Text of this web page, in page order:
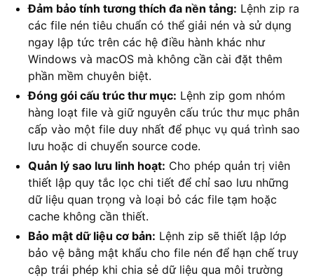
Đảm bảo tính tương thích đa nền tảng: Lệnh zip ra
các file nén tiêu chuẩn có thể giải nén và sử dụng
ngay lập tức trên các hệ điều hành khác như
Windows và macOS mà không cần cài đặt thêm
phần mềm chuyên biệt.
Đóng gói cấu trúc thư mục: Lệnh zip gom nhóm
hàng loạt file và giữ nguyên cấu trúc thư mục phân
cấp vào một file duy nhất để phục vụ quá trình sao
lưu hoặc di chuyển source code.
Quản lý sao lưu linh hoạt: Cho phép quản trị viên
thiết lập quy tắc lọc chi tiết để chỉ sao lưu những
dữ liệu quan trọng và loại bỏ các file tạm hoặc
cache không cần thiết.
Bảo mật dữ liệu cơ bản: Lệnh zip sẽ thiết lập lớp
bảo vệ bằng mật khẩu cho file nén để hạn chế truy
cập trái phép khi chia sẻ dữ liệu qua môi trường